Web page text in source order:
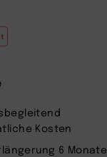
Kosten
6 Monate